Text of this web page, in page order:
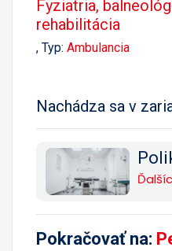
Fyziatria,
rehabilitácia
, Typ: Ambulancia
Nachádza sa v
Pokračovať na: